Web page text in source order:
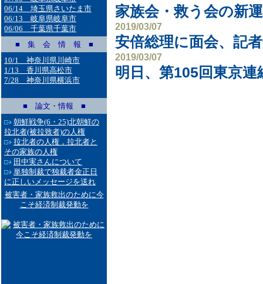
06/14 埼玉県さいたま市
06/13 岐阜県岐阜市
06/06 千葉県千葉市
■ 集 会 情 報 ■
10/1 神奈川県川崎市
1/13 香川県高松市
7/28 神奈川県横浜市
■ 論文・情報 ■
朝鮮戦争(6・25)北朝鮮の
拉北者(被拉致者)の人権
拉北者の人権，拉北者と
その家族の人権
田中実さんについて
単独制裁で独裁者金正日
に正しいメッセージを送れ
被害者・家族救出のために今
こそ経済制裁発動を
家族会・救う会の新
2019/03/07
安倍総理に面会、記
2019/03/07
明日、第105回東京連